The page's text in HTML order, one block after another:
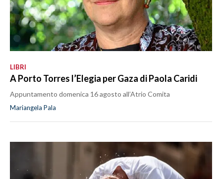
LIBRI
A Porto Torres l’Elegia per Gaza di Paola Caridi
Appuntamento domenica 16 agosto all’Atrio Comita
Mariangela Pala